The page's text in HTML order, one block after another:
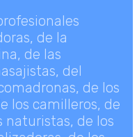
de la
de las
del
de los
los camilleros, de
naturistas, de los